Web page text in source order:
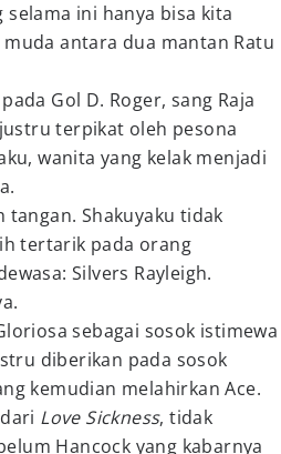
ini hanya bisa kita
antara dua mantan Ratu
Gol D. Roger, sang Raja
terpikat oleh pesona
wanita yang kelak menjadi
Shakuyaku tidak
tertarik pada orang
Silvers Rayleigh.
sebagai sosok istimewa
diberikan pada sosok
kemudian melahirkan Ace.
Love Sickness, tidak
Hancock yang kabarnya